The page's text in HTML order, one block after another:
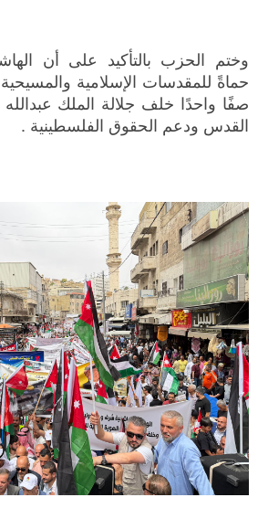
وختم الحزب بالتأكيد على أن
حماةً للمقدسات الإسلامية
صفًا واحدًا خلف جلالة الملك
القدس ودعم الحقوق الفلسطينية .